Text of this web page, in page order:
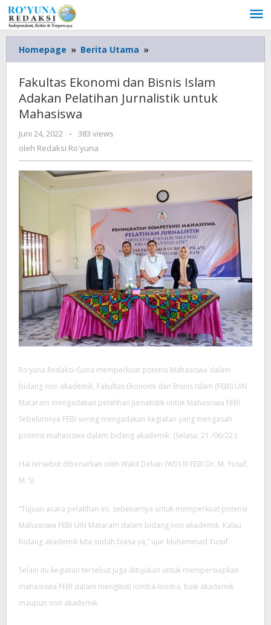
Lewati
ke
konten
Homepage » Berita Utama »
Ekonomi
Bisnis
Islam
Mahasiswa
Fakultas Ekonomi dan Bisnis Islam
Adakan Pelatihan Jurnalistik untuk
Mahasiswa
Juni 24, 2022
oleh
Redaksi
Ro'yuna
-
383 views
oleh Redaksi Ro'yuna
Ro’yuna Redaksi-Guna memperkuat potensi Mahasiswa dalam
bidang non akademik, Fakultas Ekonomi dan Bisnis Islam (FEBI) UIN
Mataram mengadakan pelatihan Jurnalistik untuk Mahasiswa FEBI.
Sebelumnya FEBI sering mengadakan kegiatan yang mengasah
potensi mahasiswa dalam bidang akademik. (Selasa, 21 /06/22.)
Hal tersebut dibenarkan oleh Wakil Dekan (WD) III FEBI Dr. M. Yusuf,
M. Si.
“Tujuan acara pelatihan ini, sebenarnya untuk memperkuat potensi
Mahasiswa FEBI UIN Mataram dalam bidang non akademik. Kalau
bidang akademik kita sudah biasa ya,” ujar Muhammad Yusuf.
Selain itu kegiatan tersebut juga ditujukan untuk mempersiapkan
mahasiswa FEBI dalam mengikuti lomba-lomba, baik akademik
maupun non akademik.